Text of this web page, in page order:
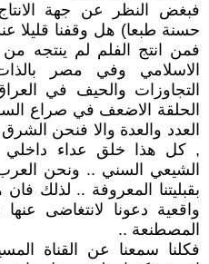
فبغض النظر عن جهة الانتاج
حسنة طبعا) هل وقفنا قليلا
فمن انتج الفلم لم ينتجه
الاسلامي وفي مصر
التجاوزات والحيف في
الحلقة الاضعف في صراع
العدد والعدة والا فنحن
, كل هذا خلق عداء داخلي
الشيعي السني .. ونحن
بقبليتنا المعروفة .. لذلك
واقعية دعونا لانتغاضى
المصطنعة ..
فكلنا سمعنا عن القناة